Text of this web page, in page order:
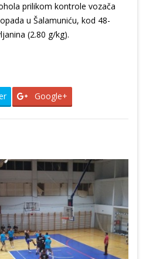
prilikom kontrole vozača
u Šalamuniću, kod 48-
(2.80 g/kg).
Google+